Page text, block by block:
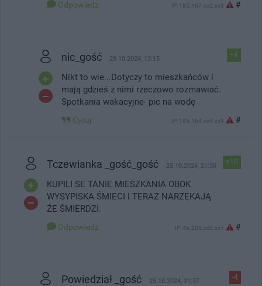
Odpowiedz IP: 185.167.xx2.xx3 #
+4
nic_gość 29.10.2024, 13:15
Nikt to wie...Dotyczy to mieszkańców i
mają gdzieś z nimi rzeczowo rozmawiać.
Spotkania wakacyjne- pic na wodę
Cytuj IP: 195.164.xx4.xx9 #
+10
Tczewianka _gość_gość 25.10.2024, 21:30
KUPILI SE TANIE MIESZKANIA OBOK
WYSYPISKA ŚMIECI I TERAZ NARZEKAJĄ
ŻE ŚMIERDZI.
Odpowiedz IP: 46.205.xx0.xx7 #
-4
Powiedział _gość 25.10.2024, 21:37